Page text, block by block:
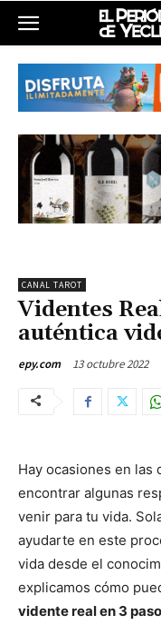
CANAL TAROT
Videntes
auténtica
epy.com 13 octubre 2022
Hay ocasiones en las
encontrar algunas
venir para tu vida.
ayudarte en este
vida desde el
explicamos cómo
vidente real en 3